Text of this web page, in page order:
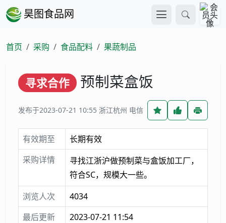
昊图食品网
首页 采购 食品配料 果蔬制品
寻求合作 预制菜盒饭
发布于2023-07-21 10:55 浙江杭州 电信
有效期至
长期有效
采购详情
寻找江浙沪做预制菜与盒饭加工厂，
符合SC，规模大一些。
浏览人次
4034
最后更新
2023-07-21 11:54